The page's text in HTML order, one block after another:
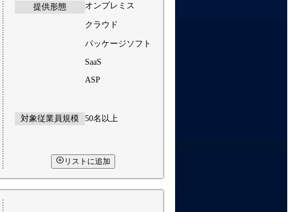
提供形態 オンプレミス
クラウド
パッケージソフト
SaaS
ASP
対象従業員規模 50名以上
リストに追加